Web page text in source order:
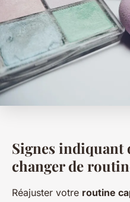
Signes indiquant
changer de
Réajuster votre routine